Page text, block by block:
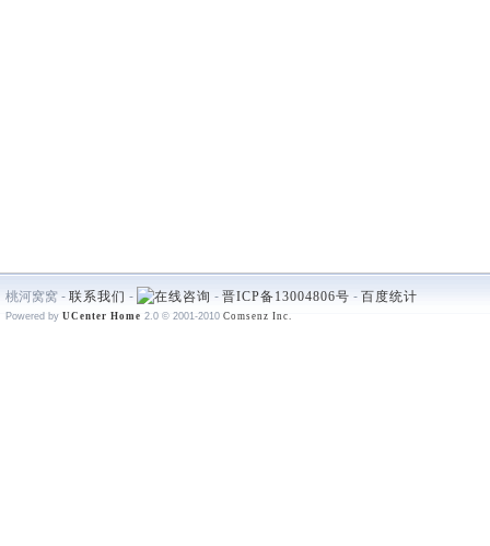
桃河窝窝 - 联系我们 - - 晋ICP备13004806号 - 百度统计
Powered by UCenter Home 2.0 © 2001-2010 Comsenz Inc.